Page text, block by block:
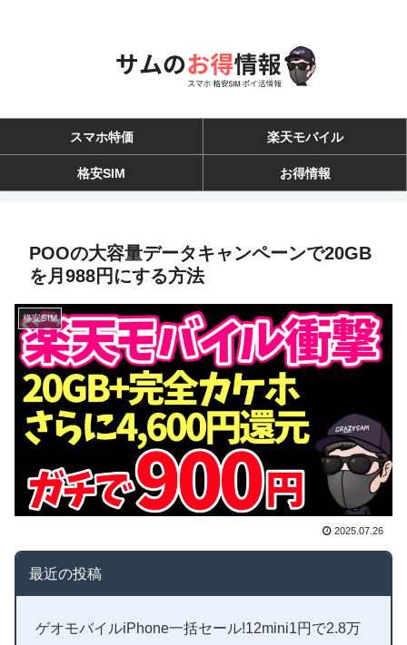
スマホ特価 楽天モバイル
格安SIM お得情報
POOの大容量データキャンペーンで20GB
を月988円にする方法
格安SIM
2025.07.26
最近の投稿
ゲオモバイルiPhone一括セール!12mini1円で2.8万